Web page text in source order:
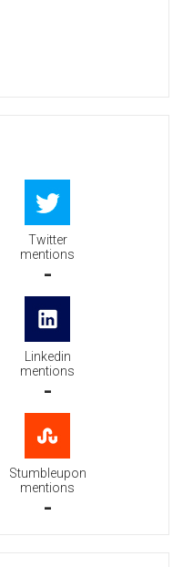
Twitter
mentions
-
Linkedin
mentions
-
Stumbleupon
mentions
-